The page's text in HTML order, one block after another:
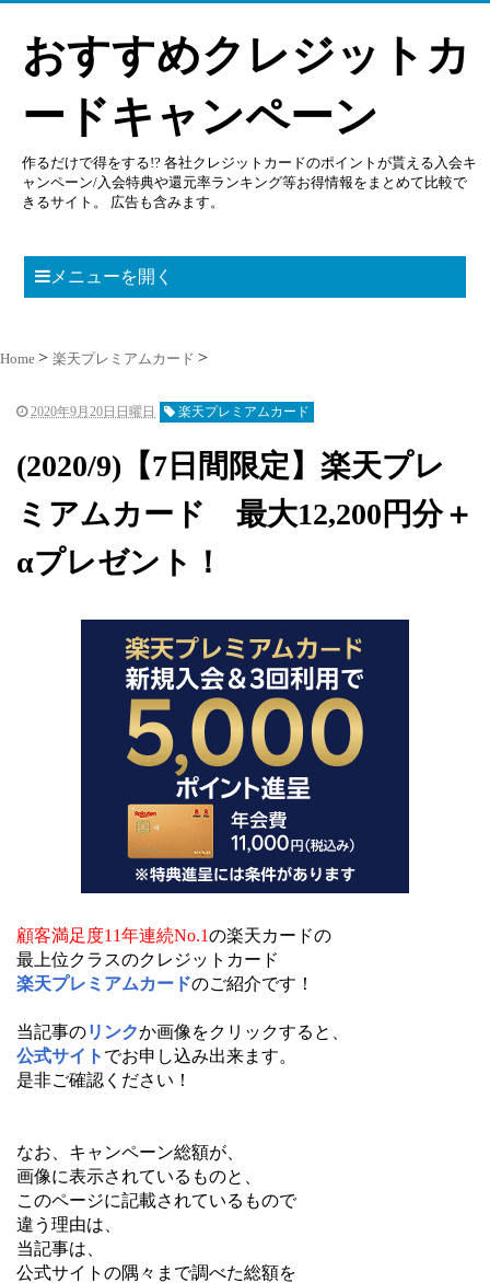
おすすめクレジットカ
ードキャンペーン
作るだけで得をする!? 各社クレジットカードのポイントが貰える入会キ
ャンペーン/入会特典や還元率ランキング等お得情報をまとめて比較で
きるサイト。 広告も含みます。
メニューを開く
Home 楽天プレミアムカード
2020年9月20日日曜日 楽天プレミアムカード
(2020/9)【7日間限定】楽天プレ
ミアムカード 最大12,200円分＋
αプレゼント！
顧客満足度11年連続No.1の楽天カードの
最上位クラスのクレジットカード
楽天プレミアムカードのご紹介です！
当記事のリンクか画像をクリックすると、
公式サイト でお申し込み出来ます。
是非ご確認ください！
なお、キャンペーン総額が、
画像に表示されているものと、
このページに記載されているもので
違う理由は、
当記事は、
公式サイトの隅々まで調べた総額を